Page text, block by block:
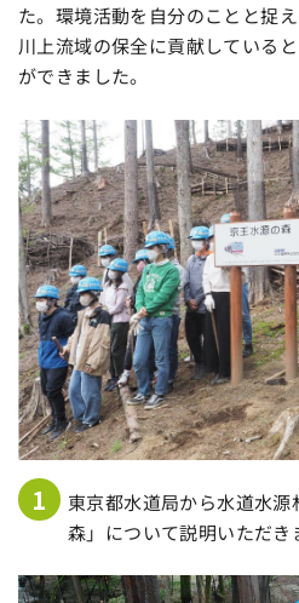
た。環境活動を自分のことと捉
川上流域の保全に貢献している
ができました。
1 東京都水道局から水道水
森」について説明いただき